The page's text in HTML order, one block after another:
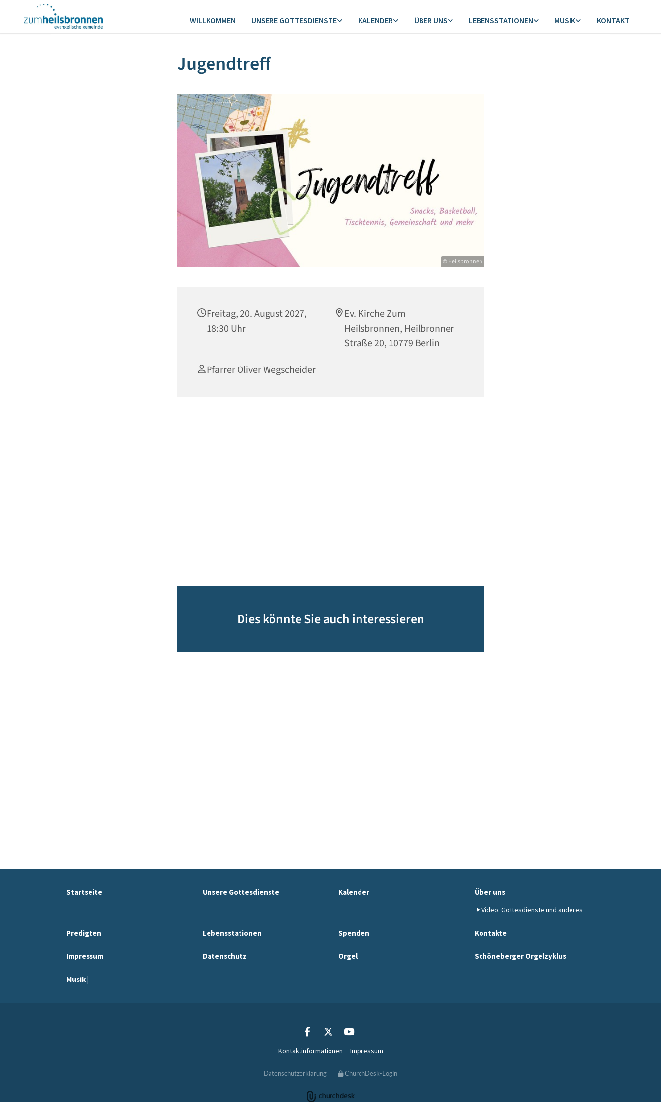
WILLKOMMEN UNSERE GOTTESDIENSTE KALENDER ÜBER UNS LEBENSSTATIONEN MUSIK KONTAKT
Jugendtreff
© Heilsbronnen
Freitag, 20. August 2027,
18:30 Uhr
Ev. Kirche Zum
Heilsbronnen, Heilbronner
Straße 20, 10779 Berlin
Pfarrer Oliver Wegscheider
Dies könnte Sie auch interessieren
Startseite Unsere Gottesdienste Kalender Über uns
Video. Gottesdienste und anderes
Predigten Lebensstationen Spenden Kontakte
Impressum Datenschutz Orgel Schöneberger Orgelzyklus
Musik |
Kontaktinformationen Impressum
Datenschutzerklärung ChurchDesk-Login